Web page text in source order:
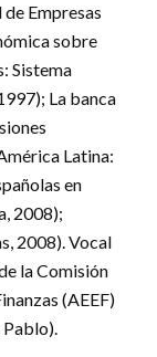
Empresas
sobre
Sistema
La banca
Latina:
en
2008);
2008). Vocal
la Comisión
(AEEF)
Pablo).